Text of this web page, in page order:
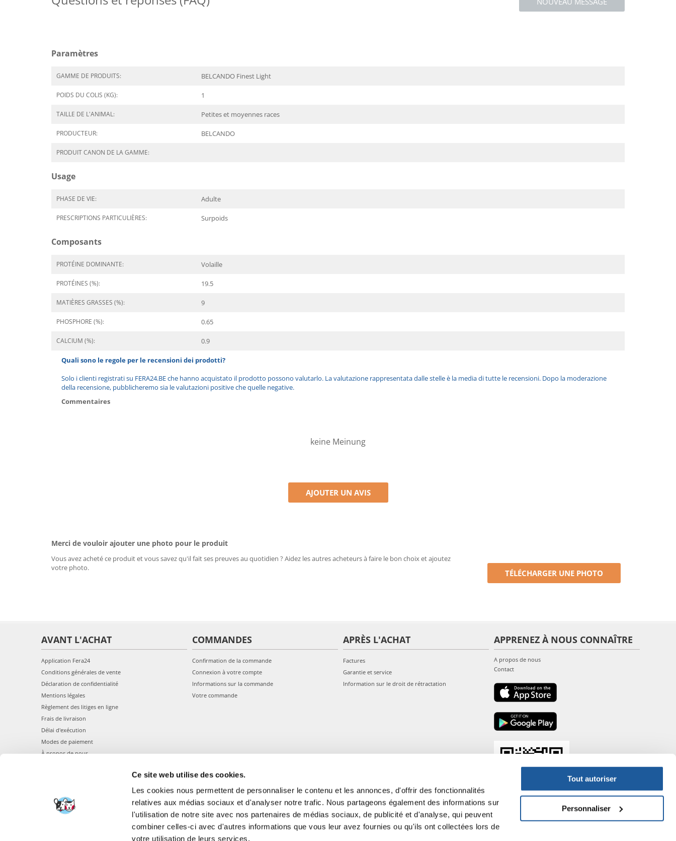
Ce site web utilise des cookies.
Les cookies nous permettent de personnaliser le contenu et les annonces, d'offrir des fonctionnalités
relatives aux médias sociaux et d'analyser notre trafic. Nous partageons également des informations sur
l'utilisation de notre site avec nos partenaires de médias sociaux, de publicité et d'analyse, qui peuvent
combiner celles-ci avec d'autres informations que vous leur avez fournies ou qu'ils ont collectées lors de
votre utilisation de leurs services.
Tout autoriser
Personnaliser
Paramètres
GAMME DE PRODUITS: BELCANDO Finest Light
POIDS DU COLIS (KG): 1
TAILLE DE L'ANIMAL: Petites et moyennes races
PRODUCTEUR: BELCANDO
PRODUIT CANON DE LA GAMME:
Usage
PHASE DE VIE: Adulte
PRESCRIPTIONS PARTICULIÈRES: Surpoids
Composants
PROTÉINE DOMINANTE: Volaille
PROTÉINES (%): 19.5
MATIÈRES GRASSES (%): 9
PHOSPHORE (%): 0.65
CALCIUM (%): 0.9
Quali sono le regole per le recensioni dei prodotti?
Solo i clienti registrati su FERA24.BE che hanno acquistato il prodotto possono valutarlo. La valutazione rappresentata dalle stelle è la media di tutte le recensioni. Dopo la moderazione
della recensione, pubblicheremo sia le valutazioni positive che quelle negative.
Commentaires
keine Meinung
AJOUTER UN AVIS
Merci de vouloir ajouter une photo pour le produit
Vous avez acheté ce produit et vous savez qu'il fait ses preuves au quotidien ? Aidez les autres acheteurs à faire le bon choix et ajoutez
votre photo.
TÉLÉCHARGER UNE PHOTO
AVANT L'ACHAT
Application Fera24
Conditions générales de vente
Déclaration de confidentialité
Mentions légales
Règlement des litiges en ligne
Frais de livraison
Délai d'exécution
Modes de paiement
À propos de nous
COMMANDES
Confirmation de la commande
Connexion à votre compte
Informations sur la commande
Votre commande
APRÈS L'ACHAT
Factures
Garantie et service
Information sur le droit de rétractation
APPRENEZ À NOUS CONNAÎTRE
A propos de nous
Contact
FERA 24 UG Sede legale: Blankenfelder Dorfstraße 94 15827 Blankenfelde-Mahlow (Germania) - P.IVA DE317667035